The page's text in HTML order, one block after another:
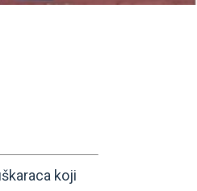
koji